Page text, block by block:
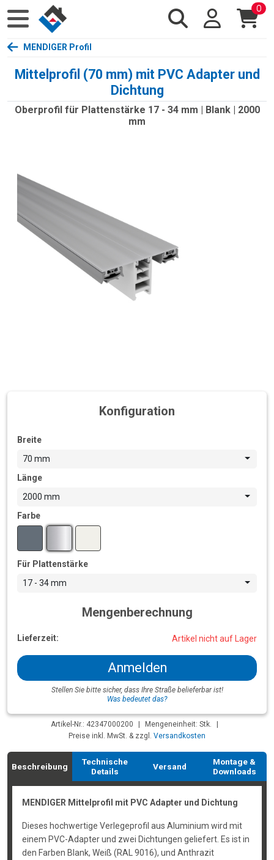
0
MENDIGER Profil
Mittelprofil (70 mm) mit PVC Adapter und
Dichtung
Oberprofil für Plattenstärke 17 - 34 mm | Blank | 2000
mm
Konfiguration
Breite
70 mm
Länge
2000 mm
Farbe
Für Plattenstärke
17 - 34 mm
Mengenberechnung
Lieferzeit: Artikel nicht auf Lager
Anmelden
Stellen Sie bitte sicher, dass Ihre Straße belieferbar ist!
Was bedeutet das?
Artikel-Nr.: 42347000200 | Mengeneinheit: Stk.
|
Preise inkl. MwSt. & zzgl. Versandkosten
Beschreibung
Technische
Details
Versand
Montage &
Downloads
MENDIGER Mittelprofil mit PVC Adapter und Dichtung
Dieses hochwertige Verlegeprofil aus Aluminium wird mit
einem PVC-Adapter und zwei Dichtungen geliefert. Es ist in
den Farben Blank, Weiß (RAL 9016), und Anthrazit